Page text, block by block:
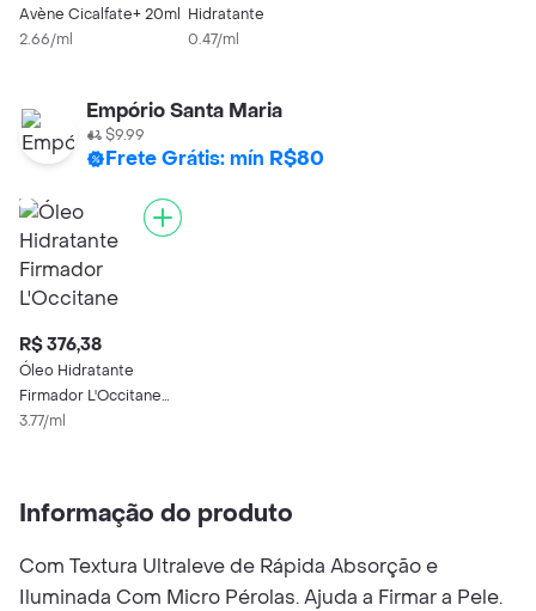
Avène Cicalfate+ 20ml
2.66/ml
Hidratante
0.47/ml
Empório Santa Maria
$9.99
Frete Grátis: mín R$80
R$ 376,38
Óleo Hidratante
Firmador L'Occitane
Amêndoa 100ml
3.77/ml
Informação do produto
Com Textura Ultraleve de Rápida Absorção e
Iluminada Com Micro Pérolas. Ajuda a Firmar a Pele.